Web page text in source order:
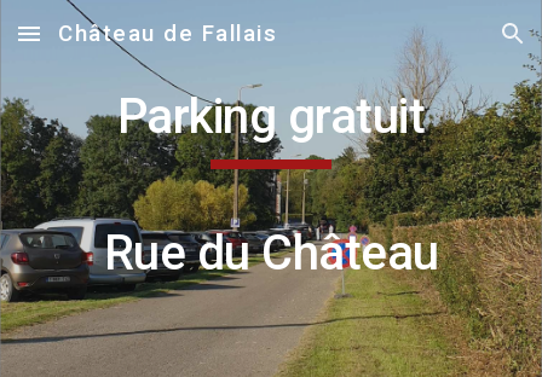
Skip to main content Skip to navigation
Château de Fallais
Parking gratuit
Rue du Château